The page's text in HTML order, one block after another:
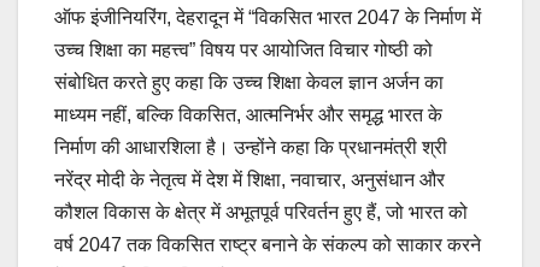
ऑफ इंजीनियरिंग, देहरादून में “विकसित भारत 2047 के निर्माण में
उच्च शिक्षा का महत्त्व” विषय पर आयोजित विचार गोष्ठी को
संबोधित करते हुए कहा कि उच्च शिक्षा केवल ज्ञान अर्जन का
माध्यम नहीं, बल्कि विकसित, आत्मनिर्भर और समृद्ध भारत के
निर्माण की आधारशिला है। उन्होंने कहा कि प्रधानमंत्री श्री
नरेंद्र मोदी के नेतृत्व में देश में शिक्षा, नवाचार, अनुसंधान और
कौशल विकास के क्षेत्र में अभूतपूर्व परिवर्तन हुए हैं, जो भारत को
वर्ष 2047 तक विकसित राष्ट्र बनाने के संकल्प को साकार करने